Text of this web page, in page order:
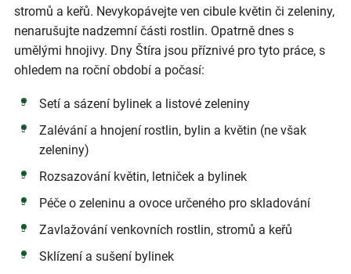
stromů a keřů. Nevykopávejte ven cibule květin či zeleniny,
nenarušujte nadzemní části rostlin. Opatrně dnes s
umělými hnojivy. Dny Štíra jsou příznivé pro tyto práce, s
ohledem na roční období a počasí:
Setí a sázení bylinek a listové zeleniny
Zalévání a hnojení rostlin, bylin a květin (ne však
zeleniny)
Rozsazování květin, letniček a bylinek
Péče o zeleninu a ovoce určeného pro skladování
Zavlažování venkovních rostlin, stromů a keřů
Sklízení a sušení bylinek